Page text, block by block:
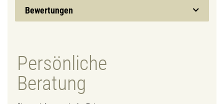
Bewertungen
Persönliche
Beratung